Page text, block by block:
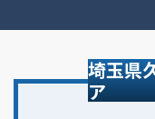
埼玉県
ア